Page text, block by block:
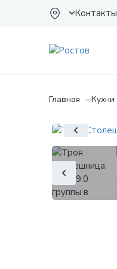
Контакты
Главная Кухни